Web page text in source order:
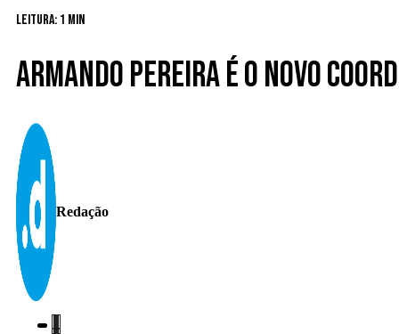
Leitura: 1 min
Armando Pereira é o novo
Redação